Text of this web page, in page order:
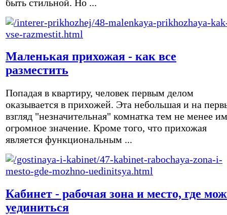
быть стильной. Но ...
Маленькая прихожая - как все
разместить
Попадая в квартиру, человек первым делом
оказывается в прихожей. Эта небольшая и на
взгляд "незначительная" комнатка тем не менее
огромное значение. Кроме того, что прихожая
является функциональным ...
Кабинет - рабочая зона и место, где
уединиться